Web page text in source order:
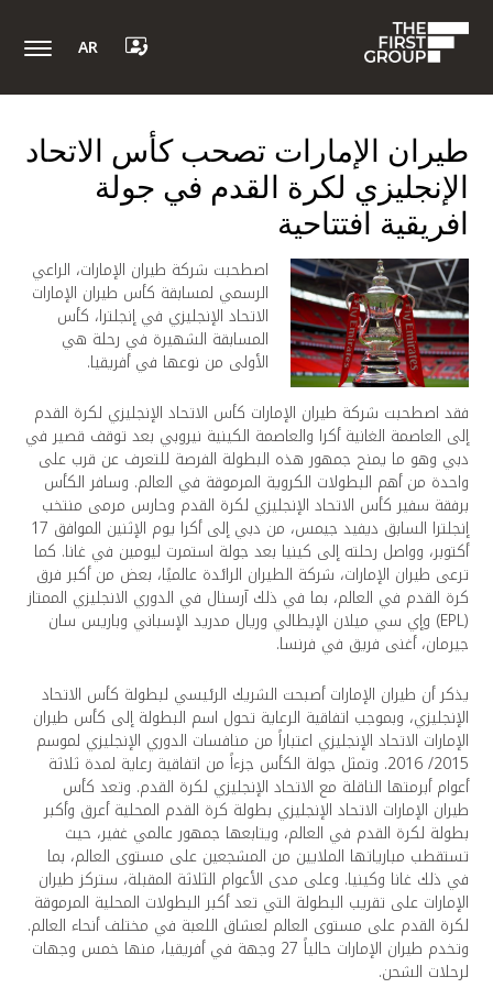
AR
طيران الإمارات تصحب كأس الاتحاد
الإنجليزي لكرة القدم في جولة
افريقية افتتاحية
اصطحبت شركة طيران الإمارات، الراعي
الرسمي لمسابقة كأس طيران الإمارات
الاتحاد الإنجليزي في إنجلترا، كأس
المسابقة الشهيرة في رحلة هي
الأولى من نوعها في أفريقيا.
فقد اصطحبت شركة طيران الإمارات كأس الاتحاد الإنجليزي لكرة القدم
إلى العاصمة الغانية أكرا والعاصمة الكينية نيروبي بعد توقف قصير في
دبي وهو ما يمنح جمهور هذه البطولة الفرصة للتعرف عن قرب على
واحدة من أهم البطولات الكروية المرموقة في العالم. وسافر الكأس
برفقة سفير كأس الاتحاد الإنجليزي لكرة القدم وحارس مرمى منتخب
إنجلترا السابق ديفيد جيمس، من دبي إلى أكرا يوم الإثنين الموافق 17
أكتوبر، وواصل رحلته إلى كينيا بعد جولة استمرت ليومين في غانا. كما
ترعى طيران الإمارات، شركة الطيران الرائدة عالميًا، بعض من أكبر فرق
كرة القدم في العالم، بما في ذلك آرسنال في الدوري الانجليزي الممتاز
(EPL) وإي سي ميلان الإيطالي وريال مدريد الإسباني وباريس سان
جيرمان، أغنى فريق في فرنسا.
يذكر أن طيران الإمارات أصبحت الشريك الرئيسي لبطولة كأس الاتحاد
الإنجليزي، وبموجب اتفاقية الرعاية تحول اسم البطولة إلى كأس طيران
الإمارات الاتحاد الإنجليزي اعتباراً من منافسات الدوري الإنجليزي لموسم
2015/ 2016. وتمثل جولة الكأس جزءاً من اتفاقية رعاية لمدة ثلاثة
أعوام أبرمتها الناقلة مع الاتحاد الإنجليزي لكرة القدم. وتعد كأس
طيران الإمارات الاتحاد الإنجليزي بطولة كرة القدم المحلية أعرق وأكبر
بطولة لكرة القدم في العالم، ويتابعها جمهور عالمي غفير، حيث
تستقطب مبارياتها الملايين من المشجعين على مستوى العالم، بما
في ذلك غانا وكينيا. وعلى مدى الأعوام الثلاثة المقبلة، ستركز طيران
الإمارات على تقريب البطولة التي تعد أكبر البطولات المحلية المرموقة
لكرة القدم على مستوى العالم لعشاق اللعبة في مختلف أنحاء العالم.
وتخدم طيران الإمارات حالياً 27 وجهة في أفريقيا، منها خمس وجهات
لرحلات الشحن.